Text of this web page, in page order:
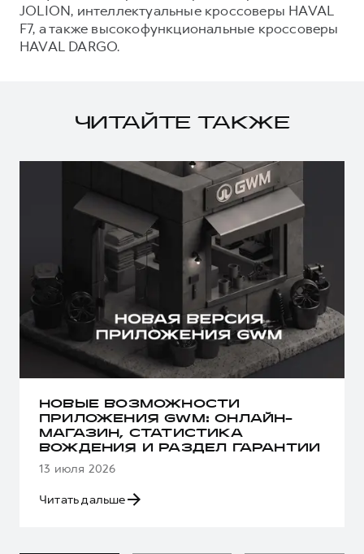
JOLION, интеллектуальные кроссоверы HAVAL
F7, а также высокофункциональные кроссоверы
HAVAL DARGO.
ЧИТАЙТЕ ТАКЖЕ
НОВЫЕ ВОЗМОЖНОСТИ
ПРИЛОЖЕНИЯ GWM: ОНЛАЙН-
МАГАЗИН, СТАТИСТИКА
ВОЖДЕНИЯ И РАЗДЕЛ ГАРАНТИИ
13 июля 2026
Читать дальше